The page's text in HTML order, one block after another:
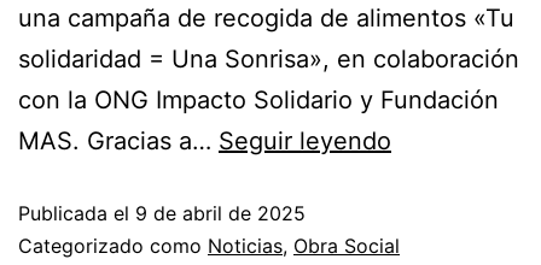
una campaña de recogida de alimentos «Tu
solidaridad = Una Sonrisa», en colaboración
con la ONG Impacto Solidario y Fundación
MAS. Gracias a… Seguir leyendo
Publicada el 9 de abril de 2025
Categorizado como Noticias, Obra Social